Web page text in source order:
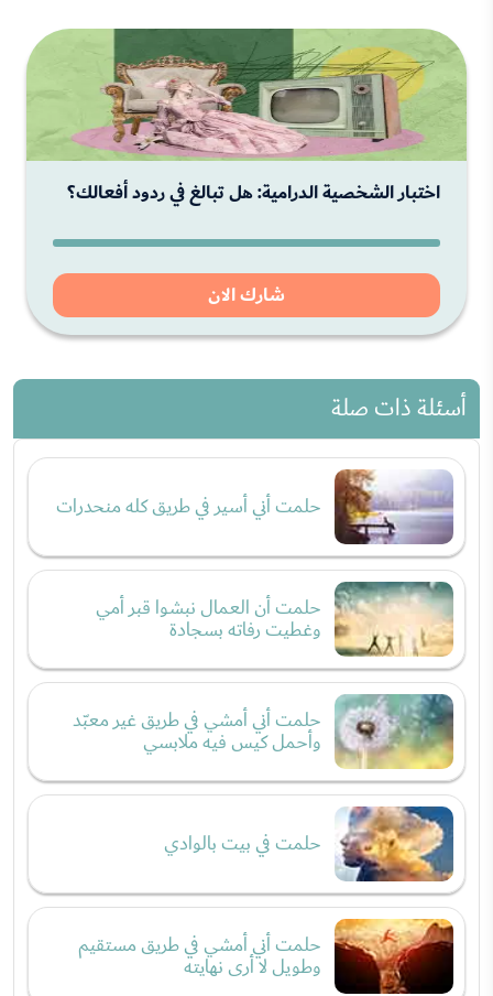
اختبار الشخصية الدرامية: هل تبالغ في ردود أفعالك؟
شارك الان
أسئلة ذات صلة
حلمت أني أسير في طريق كله منحدرات
حلمت أن العمال نبشوا قبر أمي
وغطيت رفاته بسجادة
حلمت أني أمشي في طريق غير معبّد
وأحمل كيس فيه ملابسي
حلمت في بيت بالوادي
حلمت أني أمشي في طريق مستقيم
وطويل لا أرى نهايته